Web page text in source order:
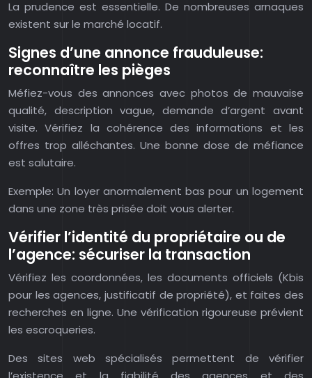
La prudence est essentielle. De nombreuses arnaques
existent sur le marché locatif.
Signes d’une annonce frauduleuse:
reconnaître les pièges
Méfiez-vous des annonces avec photos de mauvaise
qualité, description vague, demande d’argent avant
visite. Vérifiez la cohérence des informations et les
offres trop alléchantes. Une bonne dose de méfiance
est salutaire.
Exemple: Un loyer anormalement bas pour un logement
dans une zone très prisée doit vous alerter.
Vérifier l’identité du propriétaire ou de
l’agence: sécuriser la transaction
Vérifiez les coordonnées, les documents officiels (Kbis
pour les agences, justificatif de propriété), et faites des
recherches en ligne. Une vérification rigoureuse prévient
les escroqueries.
Des sites web spécialisés permettent de vérifier